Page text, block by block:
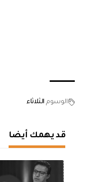
الوسوم الثلاثاء
قد يهمك أيضا